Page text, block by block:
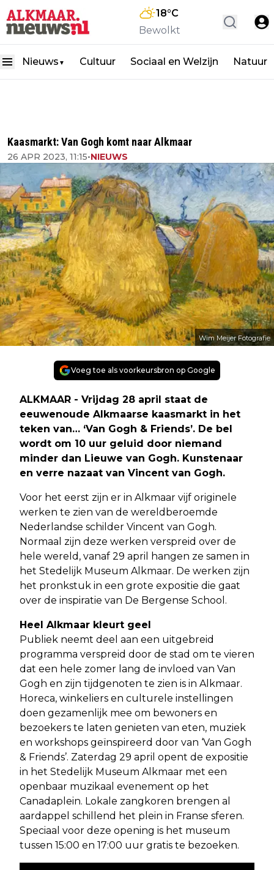
18°C
Bewolkt
Nieuws ▼ Cultuur Sociaal en Welzijn Natuur
Kaasmarkt: Van Gogh komt naar Alkmaar
26 APR 2023, 11:15•NIEUWS
Wim Meijer Fotografie
Voeg toe als voorkeursbron op Google
ALKMAAR - Vrijdag 28 april staat de
eeuwenoude Alkmaarse kaasmarkt in het
teken van… ‘Van Gogh & Friends’. De bel
wordt om 10 uur geluid door niemand
minder dan Lieuwe van Gogh. Kunstenaar
en verre nazaat van Vincent van Gogh.
Voor het eerst zijn er in Alkmaar vijf originele
werken te zien van de wereldberoemde
Nederlandse schilder Vincent van Gogh.
Normaal zijn deze werken verspreid over de
hele wereld, vanaf 29 april hangen ze samen in
het Stedelijk Museum Alkmaar. De werken zijn
het pronkstuk in een grote expositie die gaat
over de inspiratie van De Bergense School.
Heel Alkmaar kleurt geel
Publiek neemt deel aan een uitgebreid
programma verspreid door de stad om te vieren
dat een hele zomer lang de invloed van Van
Gogh en zijn tijdgenoten te zien is in Alkmaar.
Horeca, winkeliers en culturele instellingen
doen gezamenlijk mee om bewoners en
bezoekers te laten genieten van eten, muziek
en workshops geïnspireerd door van ‘Van Gogh
& Friends’. Zaterdag 29 april opent de expositie
in het Stedelijk Museum Alkmaar met een
openbaar muzikaal evenement op het
Canadaplein. Lokale zangkoren brengen al
aardappel schillend het plein in Franse sferen.
Speciaal voor deze opening is het museum
tussen 15:00 en 17:00 uur gratis te bezoeken.